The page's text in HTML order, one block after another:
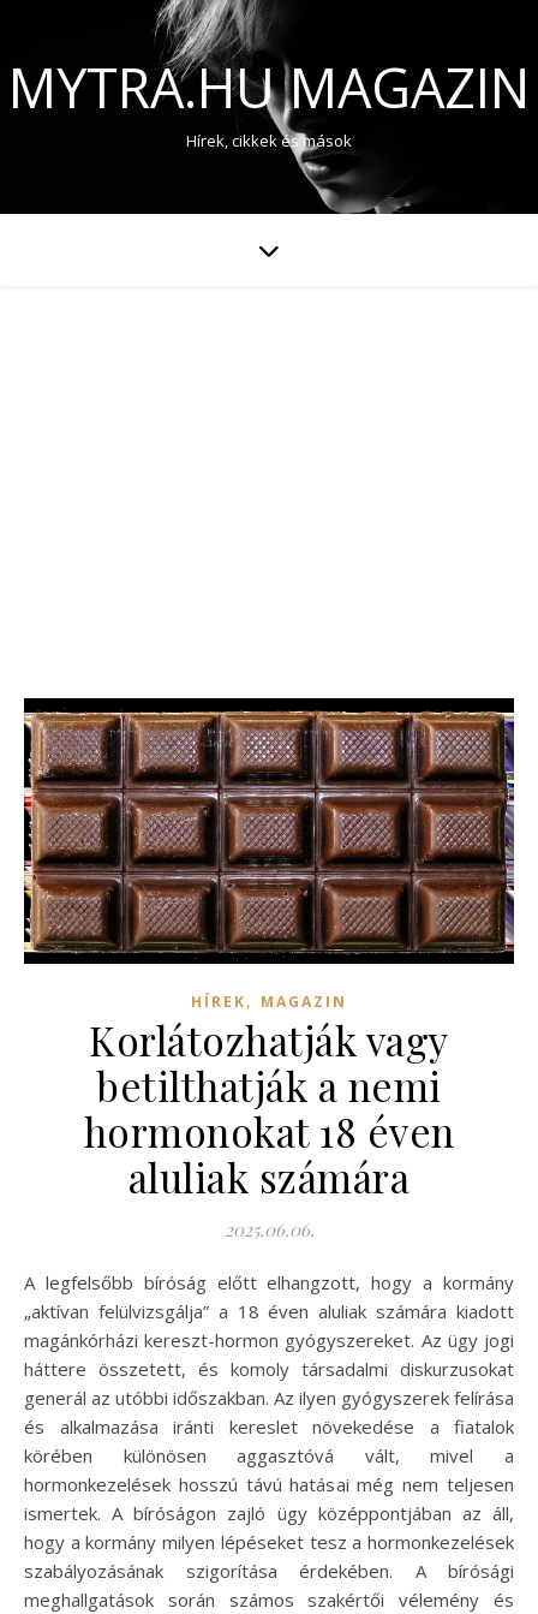
MYTRA.HU MAGAZIN
Hírek, cikkek és mások
HÍREK, MAGAZIN
Korlátozhatják vagy
betilthatják a nemi
hormonokat 18 éven
aluliak számára
2025.06.06.
A legfelsőbb bíróság előtt elhangzott, hogy a kormány
„aktívan felülvizsgálja” a 18 éven aluliak számára kiadott
magánkórházi kereszt-hormon gyógyszereket. Az ügy jogi
háttere összetett, és komoly társadalmi diskurzusokat
generál az utóbbi időszakban. Az ilyen gyógyszerek felírása
és alkalmazása iránti kereslet növekedése a fiatalok
körében különösen aggasztóvá vált, mivel a
hormonkezelések hosszú távú hatásai még nem teljesen
ismertek. A bíróságon zajló ügy középpontjában az áll,
hogy a kormány milyen lépéseket tesz a hormonkezelések
szabályozásának szigorítása érdekében. A bírósági
meghallgatások során számos szakértői vélemény és